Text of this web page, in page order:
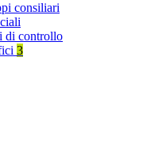
consiliari
di controllo
3